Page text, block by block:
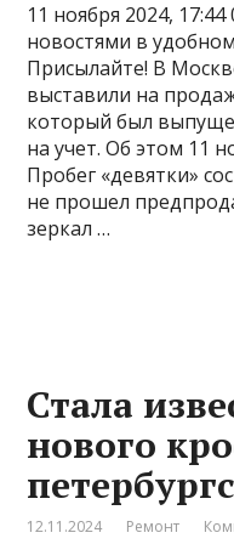
11 ноября 2024,
новостями в
Присылайте! В
выставили на
который был
на учет. Об этом 11
Пробег «девятки»
не прошел
зеркал …
Стала
нового
12.11.2024 Ремонт